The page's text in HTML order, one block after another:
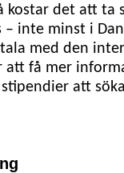
kostar det att ta
inte minst i
med den
att få mer
att